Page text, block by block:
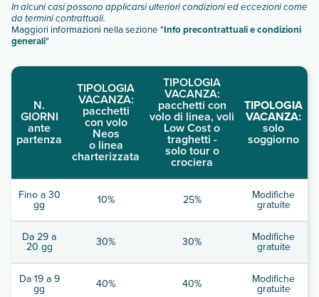
In alcuni casi possono applicarsi ulteriori condizioni ed eccezioni come
da termini contrattuali.
Maggiori informazioni nella sezione "Info precontrattuali e condizioni
generali"
N.
GIORNI
ante
partenza
TIPOLOGIA
VACANZA:
pacchetti
con volo
Neos
o linea
charterizzata
TIPOLOGIA
VACANZA:
pacchetti con
volo di linea, voli
Low Cost o
traghetti -
solo tour o
crociera
TIPOLOGIA
VACANZA:
solo
soggiorno
Fino a 30
gg 10% 25% Modifiche
gratuite
Da 29 a
20 gg 30% 30% Modifiche
gratuite
Da 19 a 9
gg 40% 40% Modifiche
gratuite